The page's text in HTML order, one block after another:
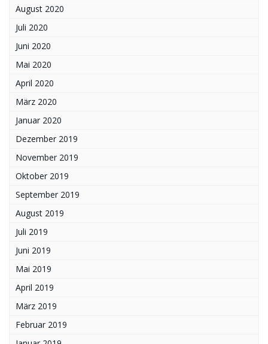
August 2020
Juli 2020
Juni 2020
Mai 2020
April 2020
März 2020
Januar 2020
Dezember 2019
November 2019
Oktober 2019
September 2019
August 2019
Juli 2019
Juni 2019
Mai 2019
April 2019
März 2019
Februar 2019